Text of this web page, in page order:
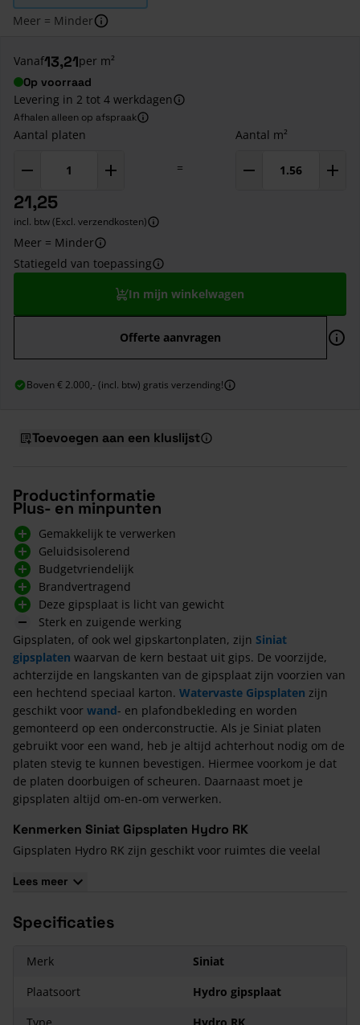
Meer = Minder
Vanaf13,21per m²
Op voorraad
Levering in 2 tot 4 werkdagen
Afhalen alleen op afspraak
Aantal platen
=
Aantal m²
21,25
incl. btw (Excl. verzendkosten)
Meer = Minder
Statiegeld van toepassing
In mijn winkelwagen
Offerte aanvragen
Boven € 2.000,- (incl. btw) gratis verzending!
Toevoegen aan een kluslijst
Productinformatie
Plus- en minpunten
Gemakkelijk te verwerken
Geluidsisolerend
Budgetvriendelijk
Brandvertragend
Deze gipsplaat is licht van gewicht
Sterk en zuigende werking
Gipsplaten, of ook wel gipskartonplaten, zijn Siniat
gipsplaten waarvan de kern bestaat uit gips. De voorzijde,
achterzijde en langskanten van de gipsplaat zijn voorzien van
een hechtend speciaal karton. Watervaste Gipsplaten zijn
geschikt voor wand- en plafondbekleding en worden
gemonteerd op een onderconstructie. Als je Siniat platen
gebruikt voor een wand, heb je altijd achterhout nodig om de
platen stevig te kunnen bevestigen. Hiermee voorkom je dat
de platen doorbuigen of scheuren. Daarnaast moet je
gipsplaten altijd om-en-om verwerken.
Kenmerken Siniat Gipsplaten Hydro RK
Gipsplaten Hydro RK zijn geschikt voor ruimtes die veelal
geschikt voor spatzones ter plaatse van bijvoorbeeld een
geen eindafwerking toe gaat passen.
Lees meer
Specificaties
Merk
Siniat
Plaatsoort
Hydro gipsplaat